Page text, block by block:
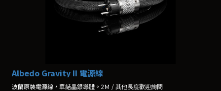
Albedo Gravity II 電源線
波蘭原裝電源線，單結晶銀導體。2Ｍ / 其他長度歡迎詢問